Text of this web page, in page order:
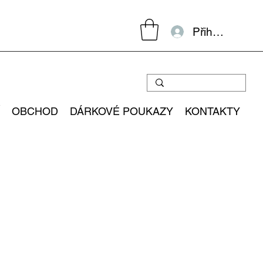
Přihlásit se
OBCHOD DÁRKOVÉ POUKAZY KONTAKTY